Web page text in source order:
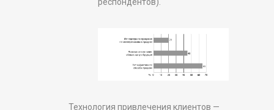
Технология привлечения клиентов —